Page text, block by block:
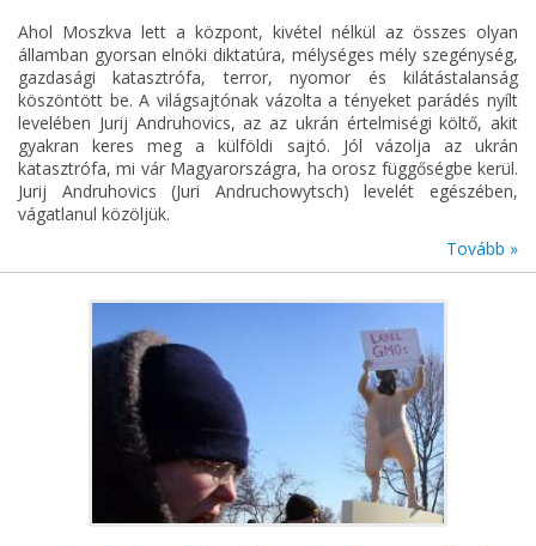
Ahol Moszkva lett a központ, kivétel nélkül az összes olyan
államban gyorsan elnöki diktatúra, mélységes mély szegénység,
gazdasági katasztrófa, terror, nyomor és kilátástalanság
köszöntött be. A világsajtónak vázolta a tényeket parádés nyílt
levelében Jurij Andruhovics, az az ukrán értelmiségi költő, akit
gyakran keres meg a külföldi sajtó. Jól vázolja az ukrán
katasztrófa, mi vár Magyarországra, ha orosz függőségbe kerül.
Jurij Andruhovics (Juri Andruchowytsch) levelét egészében,
vágatlanul közöljük.
Tovább »